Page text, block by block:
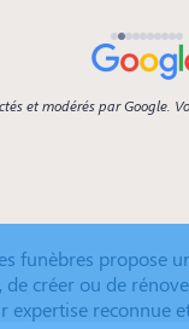
et modérés par Google.
funèbres propose
créer ou de
expertise reconnue